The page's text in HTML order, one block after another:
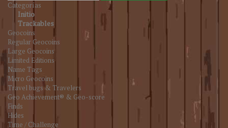
Categorías
Initio
Trackables
Geocoins
Regular Geocoins
Large Geocoins
Limited Editions
Name Tags
Micro Geocoins
Travel bugs & Travelers
Geo Achievement® & Geo-score
Finds
Hides
Time / Challenge